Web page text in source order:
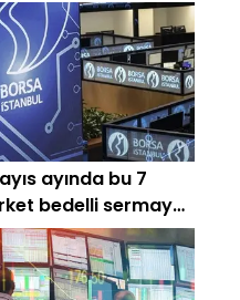
hisseler!
ayında bu 7
bedelli sermaye
kararı aldı